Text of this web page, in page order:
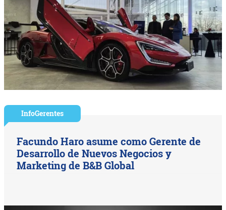
InfoGerentes
Facundo Haro asume como Gerente de
Desarrollo de Nuevos Negocios y
Marketing de B&B Global